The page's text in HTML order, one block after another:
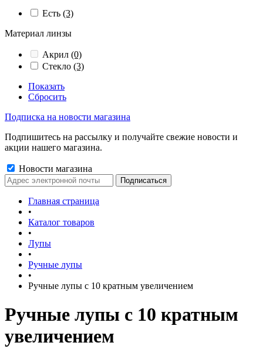
Есть (3)
Материал линзы
Акрил (0)
Стекло (3)
Показать
Сбросить
Подписка на новости магазина
Подпишитесь на рассылку и получайте свежие новости и
акции нашего магазина.
Новости магазина
Главная страница
•
Каталог товаров
•
Лупы
•
Ручные лупы
•
Ручные лупы с 10 кратным увеличением
Ручные лупы с 10 кратным
увеличением